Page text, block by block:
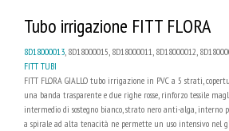
Tubo irrigazione FITT FLORA
8D18000013, 8D18000015, 8D18000011, 8D18000012,
FITT TUBI
FITT FLORA GIALLO tubo irrigazione in PVC a 5 strati,
una banda trasparente e due righe rosse, rinforzo tessile
intermedio di sostegno bianco, strato nero anti-alga,
a spirale ad alta tenacità ne permette un uso intensivo nel